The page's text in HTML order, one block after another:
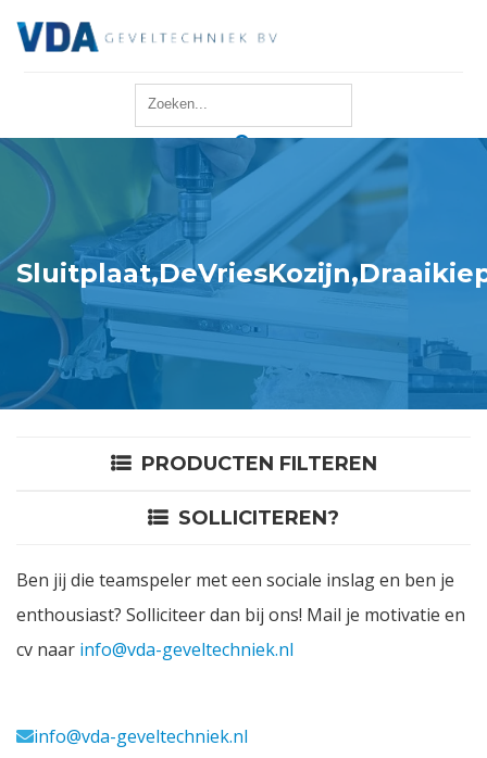
Reparatie
Onderhoud
Merken
Producten
Offerte
Login
Vacatures
PRODUCTEN FILTEREN
SOLLICITEREN?
Ben jij die teamspeler met een sociale inslag en ben je
enthousiast? Solliciteer dan bij ons! Mail je motivatie en
cv naar info@vda-geveltechniek.nl
info@vda-geveltechniek.nl